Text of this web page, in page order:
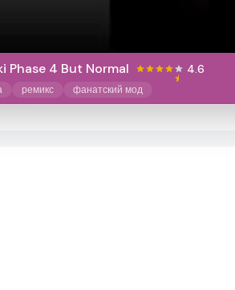
Phase 4 But Normal 4.6
ремикс фанатский мод